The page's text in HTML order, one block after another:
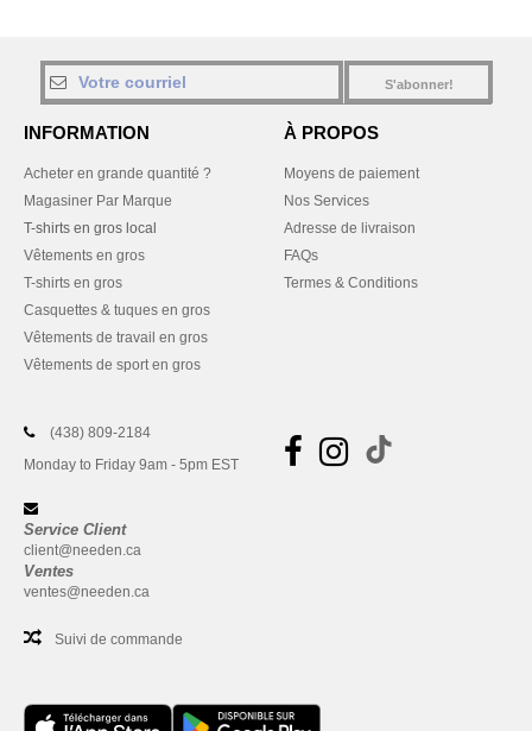
S'abonner!
INFORMATION
Acheter en grande quantité ?
Magasiner Par Marque
T-shirts en gros local
Vêtements en gros
T-shirts en gros
Casquettes & tuques en gros
Vêtements de travail en gros
Vêtements de sport en gros
À PROPOS
Moyens de paiement
Nos Services
Adresse de livraison
FAQs
Termes & Conditions
(438) 809-2184
Monday to Friday 9am - 5pm EST
Service Client
client@needen.ca
Ventes
ventes@needen.ca
Suivi de commande